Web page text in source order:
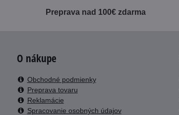
Preprava nad 100€ zdarma
O nákupe
Obchodné podmienky
Preprava tovaru
Reklamácie
Spracovanie osobných údajov